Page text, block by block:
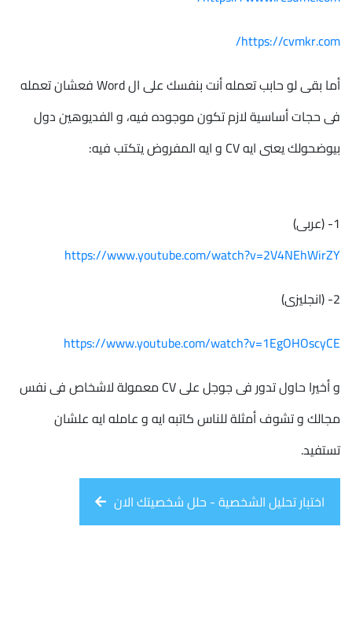
https://cvmkr.com/
أما بقى لو حابب تعمله أنت بنفسك على ال Word فعشان تعمله
فى حجات أساسية لازم تكون موجوده فيه، و الفديوهين دول
بيوضحولك يعنى ايه CV و ايه المفروض يتكتب فيه:
1- (عربى)
https://www.youtube.com/watch?v=2V4NEhWirZY
2- (انجليزى)
https://www.youtube.com/watch?v=1EgOHOscyCE
و أخيرا حاول تدور فى جوجل على CV معمولة لاشخاص فى نفس
مجالك و تشوف أمثلة للناس كاتبه ايه و عامله ايه علشان
تستفيد.
اختبار تحليل الشخصية - حلل شخصيتك الان